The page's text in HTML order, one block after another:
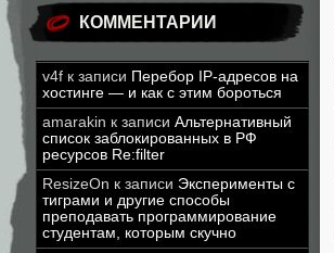
КОММЕНТАРИИ
v4f к записи Перебор IP-адресов на
хостинге — и как с этим бороться
amarakin к записи Альтернативный
список заблокированных в РФ
ресурсов Re:filter
ResizeOn к записи Эксперименты с
тиграми и другие способы
преподавать программирование
студентам, которым скучно